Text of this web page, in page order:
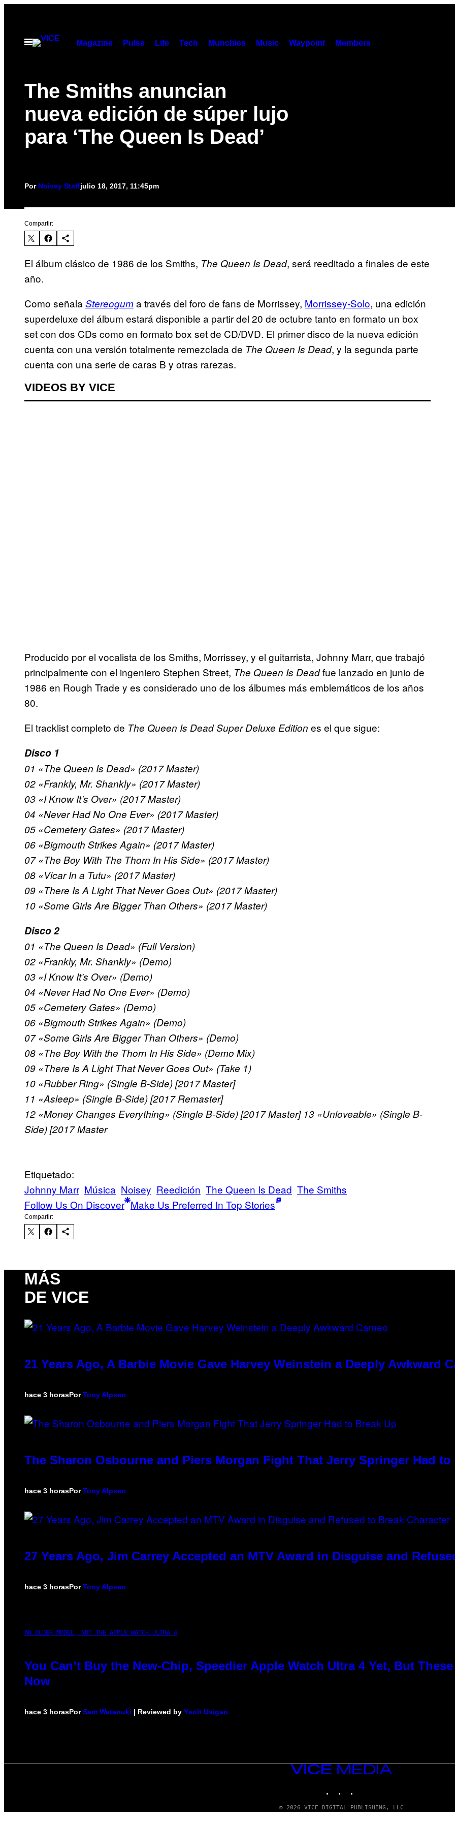
contenido
Abrir
Magazine Pulse Life Tech Munchies Music Waypoint Members
The Smiths anuncian
nueva edición de súper lujo
para ‘The Queen Is Dead’
Por Noisey Staffjulio 18, 2017, 11:45pm
Compartir:
El álbum clásico de 1986 de los Smiths, The Queen Is Dead, será reeditado a finales de este
año.
Como señala Stereoguma través del foro de fans de Morrissey, Morrissey-Solo, una edición
superdeluxe del álbum estará disponible a partir del 20 de octubre tanto en formato un box
set con dos CDs como en formato box set de CD/DVD. El primer disco de la nueva edición
cuenta con una versión totalmente remezclada de The Queen Is Dead, y la segunda parte
cuenta con una serie de caras B y otras rarezas.
VIDEOS BY VICE
Producido por el vocalista de los Smiths, Morrissey, y el guitarrista, Johnny Marr, que trabajó
principalmente con el ingeniero Stephen Street, The Queen Is Deadfue lanzado en junio de
1986 en Rough Trade y es considerado uno de los álbumes más emblemáticos de los años
80.
El tracklist completo de The Queen Is DeadSuper Deluxe Edition es el que sigue:
Disco 1
01 «The Queen Is Dead» (2017 Master)
02 «Frankly, Mr. Shankly» (2017 Master)
03 «I Know It’s Over» (2017 Master)
04 «Never Had No One Ever» (2017 Master)
05 «Cemetery Gates» (2017 Master)
06 «Bigmouth Strikes Again» (2017 Master)
07 «The Boy With The Thorn In His Side» (2017 Master)
08 «Vicar In a Tutu» (2017 Master)
09 «There Is A Light That Never Goes Out» (2017 Master)
10 «Some Girls Are Bigger Than Others» (2017 Master)
Disco 2
01 «The Queen Is Dead» (Full Version)
02 «Frankly, Mr. Shankly» (Demo)
03 «I Know It’s Over» (Demo)
04 «Never Had No One Ever» (Demo)
05 «Cemetery Gates» (Demo)
06 «Bigmouth Strikes Again» (Demo)
07 «Some Girls Are Bigger Than Others» (Demo)
08 «The Boy With the Thorn In His Side» (Demo Mix)
09 «There Is A Light That Never Goes Out» (Take 1)
10 «Rubber Ring» (Single B-Side) [2017 Master]
11 «Asleep» (Single B-Side) [2017 Remaster]
12 «Money Changes Everything» (Single B-Side) [2017 Master] 13 «Unloveable» (Single B-
Side) [2017 Master
Etiquetado:
Johnny Marr Música Noisey Reedición The Queen Is Dead The Smiths
Follow Us On Discover Make Us Preferred In Top Stories
Compartir:
MÁS
DE VICE
21 Years Ago, A Barbie Movie Gave Harvey Weinstein a Deeply Awkward
hace 3 horasPorTony Alpsen
The Sharon Osbourne and Piers Morgan Fight That Jerry Springer Had to
hace 3 horasPorTony Alpsen
27 Years Ago, Jim Carrey Accepted an MTV Award in Disguise and
hace 3 horasPorTony Alpsen
AN OLDER MODEL, NOT THE APPLE WATCH ULTRA 4
You Can’t Buy the New-Chip, Speedier Apple Watch Ultra 4 Yet, But
Now
hace 3 horasPorSam Watanuki | Reviewed by Ysolt Usigan
VICE
© 2026 VICE DIGITAL PUBLISHING, LLC